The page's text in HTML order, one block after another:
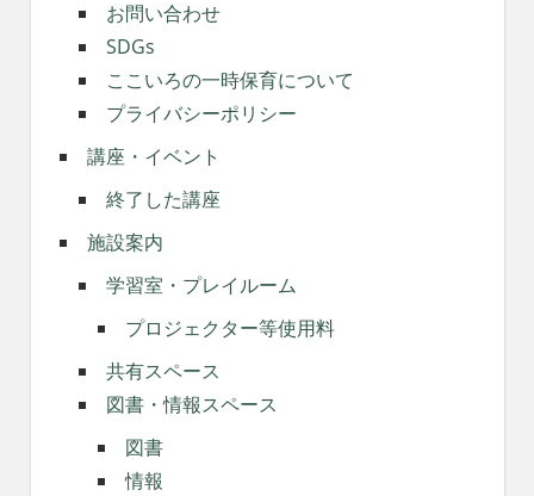
お問い合わせ
SDGs
ここいろの一時保育について
プライバシーポリシー
講座・イベント
終了した講座
施設案内
学習室・プレイルーム
プロジェクター等使用料
共有スペース
図書・情報スペース
図書
情報